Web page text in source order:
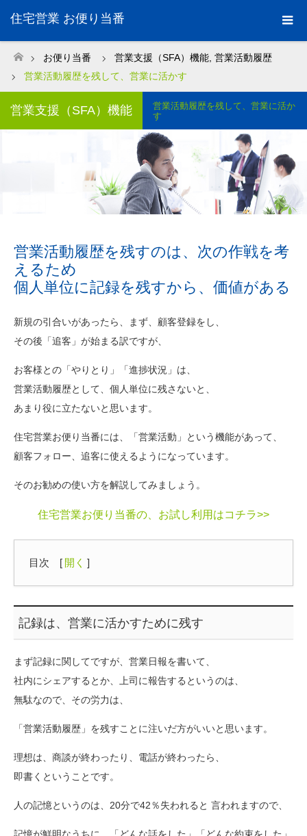
住宅営業 お便り当番
ホーム
お便り当番 営業支援（SFA）機能 営業活動履歴
営業活動履歴を残して、営業に活かす
営業支援（SFA）機能
営業活動履歴を残して、営業に活か
す
営業活動履歴を残すのは、次の作戦を考
えるため
個人単位に記録を残すから、価値がある
新規の引合いがあったら、まず、顧客登録をし、
その後「追客」が始まる訳ですが、
お客様との「やりとり」「進捗状況」は、
営業活動履歴として、個人単位に残さないと、
あまり役に立たないと思います。
住宅営業お便り当番には、「営業活動」という機能があって、
顧客フォロー、追客に使えるようになっています。
そのお勧めの使い方を解説してみましょう。
住宅営業お便り当番の、お試し利用はコチラ>>
目次 [ 開く ]
記録は、営業に活かすために残す
まず記録に関してですが、営業日報を書いて、
社内にシェアするとか、上司に報告するというのは、
無駄なので、その労力は、
「営業活動履歴」を残すことに注いだ方がいいと思います。
理想は、商談が終わったり、電話が終わったら、
即書くということです。
人の記憶というのは、20分で42％失われると 言われますので、